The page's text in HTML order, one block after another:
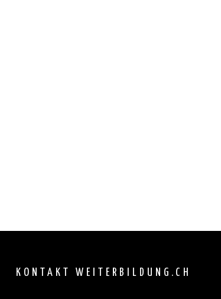
KONTAKT WEITERBILDUNG.CH